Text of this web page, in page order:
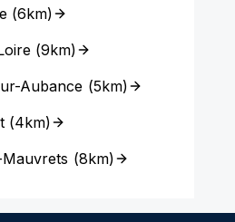
(6km)
(9km)
Aubance (5km)
(4km)
(8km)